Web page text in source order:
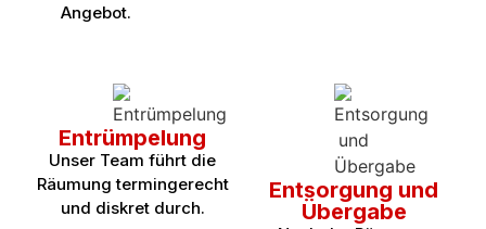
Angebot.
Entrümpelung
Unser Team führt die
Räumung termingerecht
und diskret durch.
Entsorgung und
Übergabe